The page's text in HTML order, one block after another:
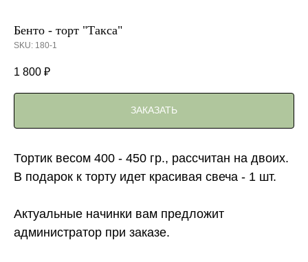
Бенто - торт "Такса"
SKU: 180-1
1 800 ₽
ЗАКАЗАТЬ
Тортик весом 400 - 450 гр., рассчитан на двоих.
В подарок к торту идет красивая свеча - 1 шт.
Актуальные начинки вам предложит
администратор при заказе.